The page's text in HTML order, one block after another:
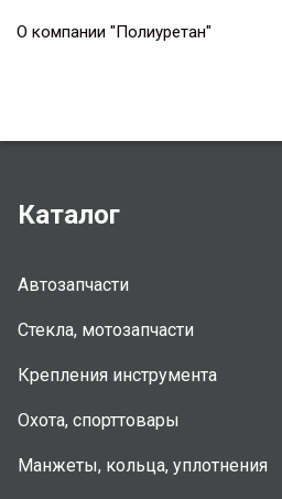
О компании "Полиуретан"
Каталог
Автозапчасти
Стекла, мотозапчасти
Крепления инструмента
Охота, спорттовары
Манжеты, кольца, уплотнения